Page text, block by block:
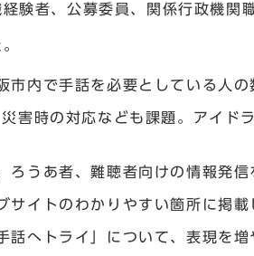
験者、公募委員、関係行政機関
市内で手話を必要としている人の
害時の対応なども課題。アイド
ろうあ者、難聴者向けの情報発
サイトのわかりやすい箇所に掲載
話へトライ」について、表現を